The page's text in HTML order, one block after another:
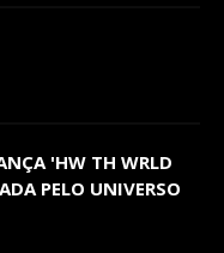
'HW TH WRLD
PELO UNIVERSO